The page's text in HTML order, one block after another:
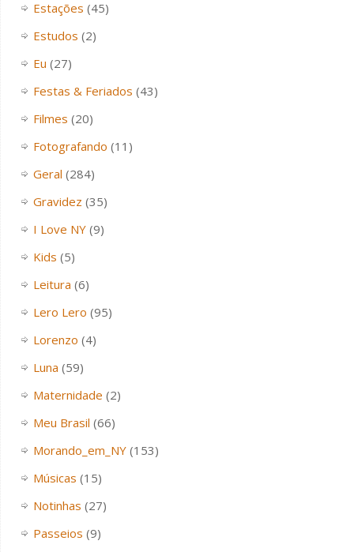
Estações (45)
Estudos (2)
Eu (27)
Festas & Feriados (43)
Filmes (20)
Fotografando (11)
Geral (284)
Gravidez (35)
I Love NY(9)
Kids (5)
Leitura (6)
Lero Lero (95)
Lorenzo (4)
Luna (59)
Maternidade (2)
Meu Brasil (66)
Morando_em_NY(153)
Músicas (15)
Notinhas (27)
Passeios (9)